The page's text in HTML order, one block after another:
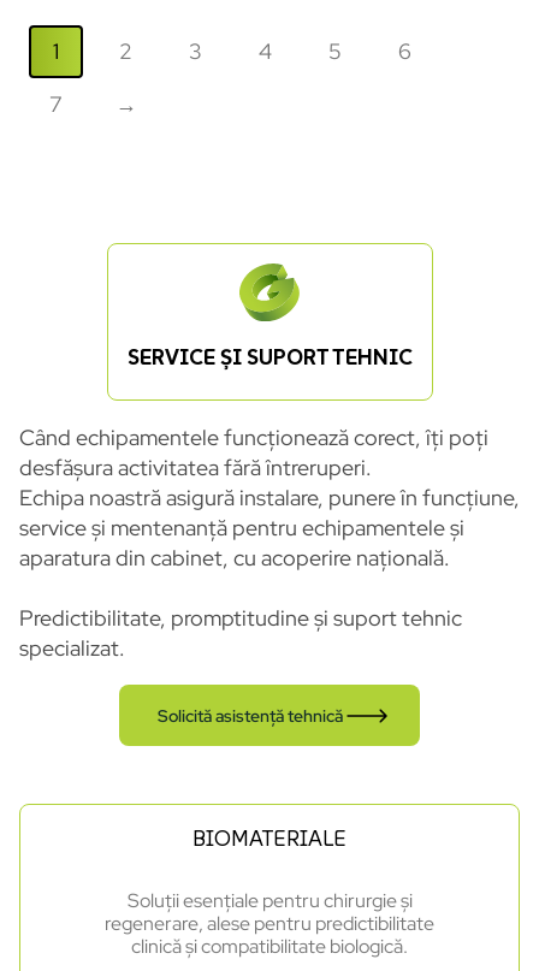
1 2 3 4 5
6
7
→
SERVICE ȘI SUPORT TEHNIC
Când echipamentele funcționează corect, îți poți
desfășura activitatea fără întreruperi.
Echipa noastră asigură instalare, punere în funcțiune,
service și mentenanță pentru echipamentele și
aparatura din cabinet, cu acoperire națională.
Predictibilitate, promptitudine și suport tehnic
specializat.
Solicită asistență tehnică
BIOMATERIALE
Soluții esențiale pentru chirurgie și
regenerare, alese pentru predictibilitate
clinică și compatibilitate biologică.